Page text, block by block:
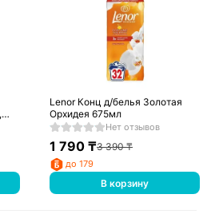
Lenor Конц д/белья Золотая
Орхидея 675мл
Нет отзывов
1 790 ₸3 390₸
до 179
В корзину